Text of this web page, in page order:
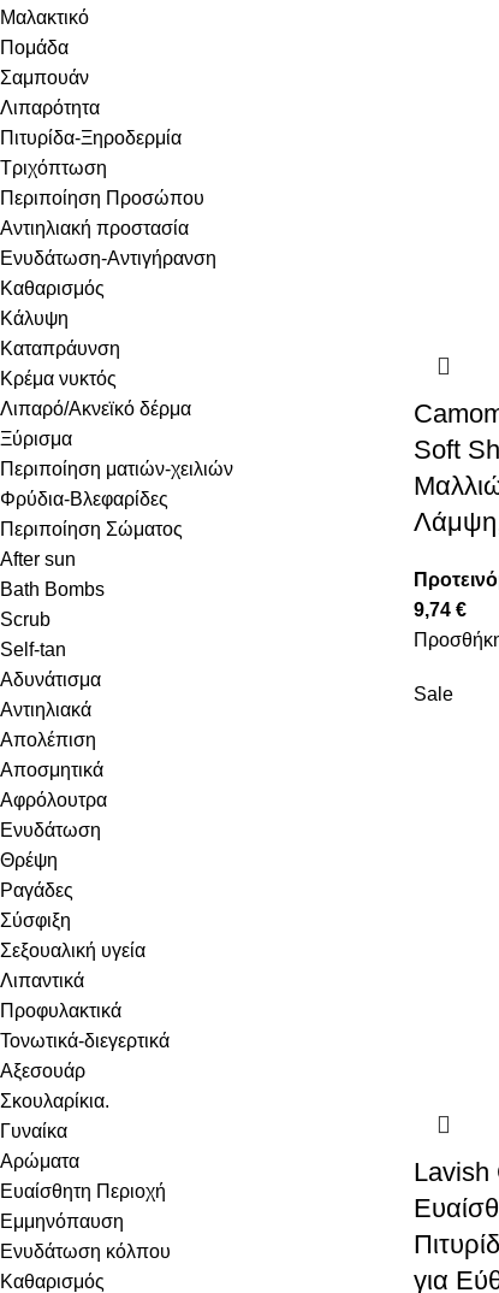
Μαλακτικό
Πομάδα
Σαμπουάν
Λιπαρότητα
Πιτυρίδα-Ξηροδερμία
Τριχόπτωση
Περιποίηση Προσώπου
Αντιηλιακή προστασία
Ενυδάτωση-Αντιγήρανση
Καθαρισμός
Κάλυψη
Καταπράυνση
Κρέμα νυκτός
Λιπαρό/Ακνεϊκό δέρμα
Ξύρισμα
Περιποίηση ματιών-χειλιών
Φρύδια-Βλεφαρίδες
Περιποίηση Σώματος
After sun
Bath Bombs
Scrub
Self-tan
Αδυνάτισμα
Αντιηλιακά
Απολέπιση
Αποσμητικά
Αφρόλουτρα
Ενυδάτωση
Θρέψη
Ραγάδες
Σύσφιξη
Σεξουαλική υγεία
Λιπαντικά
Προφυλακτικά
Τονωτικά-διεγερτικά
Αξεσουάρ
Σκουλαρίκια.
Γυναίκα
Αρώματα
Ευαίσθητη Περιοχή
Εμμηνόπαυση
Ενυδάτωση κόλπου
Καθαρισμός
Soft
9,74 €
Sale
Lavish
για